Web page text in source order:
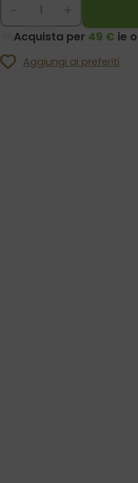
Acquista per 49 € ie
Aggiungi ai preferiti